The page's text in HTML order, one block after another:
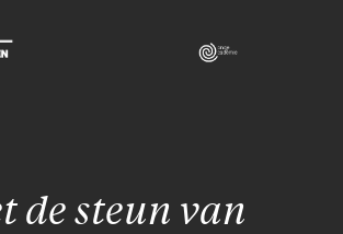
de steun van